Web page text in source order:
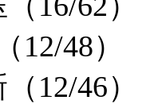
48）
46）